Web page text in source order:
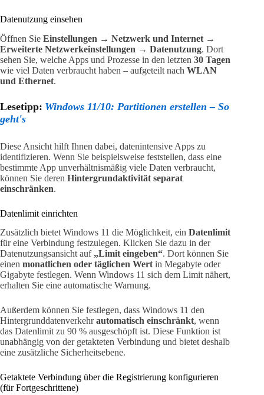
Datenutzung einsehen
Öffnen Sie Einstellungen → Netzwerk und Internet →
Erweiterte Netzwerkeinstellungen → Datenutzung. Dort
sehen Sie, welche Apps und Prozesse in den letzten 30 Tagen
wie viel Daten verbraucht haben – aufgeteilt nach WLAN
und Ethernet.
Lesetipp: Windows 11/10: Partitionen erstellen – So
geht's
Diese Ansicht hilft Ihnen dabei, datenintensive Apps zu
identifizieren. Wenn Sie beispielsweise feststellen, dass eine
bestimmte App unverhältnismäßig viele Daten verbraucht,
können Sie deren Hintergrundaktivität separat
einschränken.
Datenlimit einrichten
Zusätzlich bietet Windows 11 die Möglichkeit, ein Datenlimit
für eine Verbindung festzulegen. Klicken Sie dazu in der
Datenutzungsansicht auf „Limit eingeben“. Dort können Sie
einen monatlichen oder täglichen Wertin Megabyte oder
Gigabyte festlegen. Wenn Windows 11 sich dem Limit nähert,
erhalten Sie eine automatische Warnung.
Außerdem können Sie festlegen, dass Windows 11 den
Hintergrunddatenverkehrautomatisch einschränkt, wenn
das Datenlimit zu 90 % ausgeschöpft ist. Diese Funktion ist
unabhängig von der getakteten Verbindung und bietet deshalb
eine zusätzliche Sicherheitsebene.
Getaktete Verbindung über die Registrierung konfigurieren
(für Fortgeschrittene)